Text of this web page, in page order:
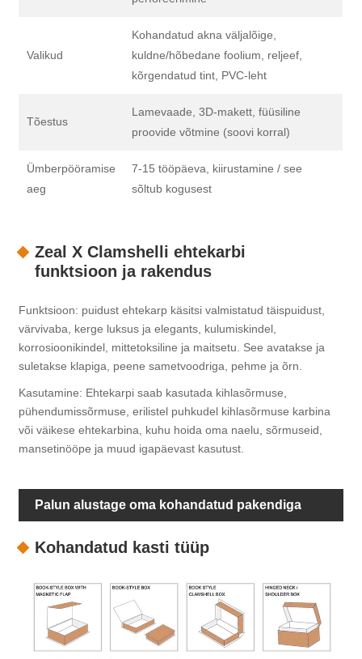
Valikud
Kohandatud akna väljalõige,
kuldne/hõbedane foolium, reljeef,
kõrgendatud tint, PVC-leht
Tõestus
Lamevaade, 3D-makett, füüsiline
proovide võtmine (soovi korral)
Ümberpööramise
aeg
7-15 tööpäeva, kiirustamine / see
sõltub kogusest
Zeal X Clamshelli ehtekarbi
funktsioon ja rakendus
Funktsioon: puidust ehtekarp käsitsi valmistatud täispuidust,
värvivaba, kerge luksus ja elegants, kulumiskindel,
korrosioonikindel, mittetoksiline ja maitsetu. See avatakse ja
suletakse klapiga, peene sametvoodriga, pehme ja õrn.
Kasutamine: Ehtekarpi saab kasutada kihlasõrmuse,
pühendumissõrmuse, erilistel puhkudel kihlasõrmuse karbina
või väikese ehtekarbina, kuhu hoida oma naelu, sõrmuseid,
mansetinööpe ja muud igapäevast kasutust.
Palun alustage oma kohandatud pakendiga
Kohandatud kasti tüüp